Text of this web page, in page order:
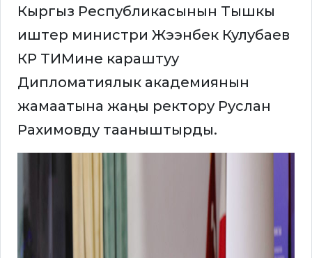
Кыргыз Республикасынын Тышкы
иштер министри Жээнбек Кулубаев
КР ТИМине караштуу
Дипломатиялык академиянын
жамаатына жаңы ректору Руслан
Рахимовду тааныштырды.